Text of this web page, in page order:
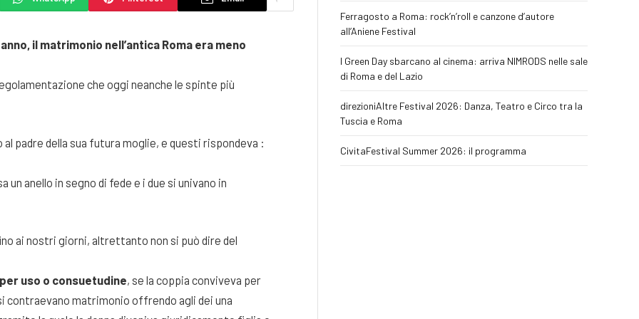
il matrimonio nell’antica Roma era meno
che oggi neanche le spinte più
al padre della sua futura moglie, e questi rispondeva :
anello in segno di fede e i due si univano in
ai nostri giorni, altrettanto non si può dire del
per uso o consuetudine, se la coppia conviveva per
contraevano matrimonio offrendo agli dei una
Ferragosto a Roma: rock’n’roll e canzone d’autore
all’Aniene Festival
I Green Day sbarcano al cinema: arriva NIMRODS nelle sale
di Roma e del Lazio
direzioniAltre Festival 2026: Danza, Teatro e Circo tra la
Tuscia e Roma
CivitaFestival Summer 2026: il programma